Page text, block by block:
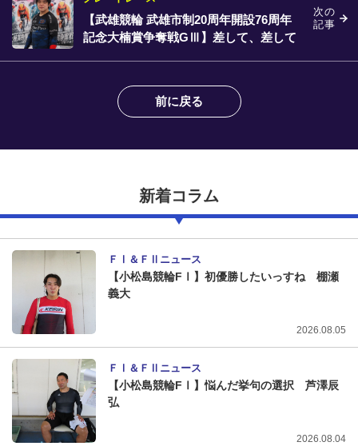
次の
記事
【武雄競輪 武雄市制20周年開設76周年
記念大楠賞争奪戦GⅢ】差して、差して
前に戻る
新着コラム
ＦⅠ＆ＦⅡニュース
【小松島競輪FⅠ】初優勝したいっすね 棚瀬
義大
2026.08.05
ＦⅠ＆ＦⅡニュース
【小松島競輪FⅠ】悩んだ挙句の選択 芦澤辰
弘
2026.08.04